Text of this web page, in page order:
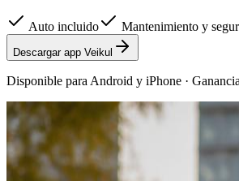
Auto incluido Mantenimiento y
Descargar app Veikul
Disponible para Android y iPhone ·